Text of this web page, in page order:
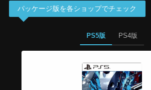
パッケージ版を各ショップでチェック
PS5版 PS4版